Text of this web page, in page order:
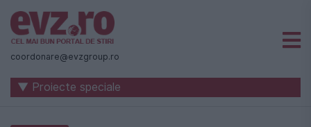
Știri
naționale
internaționale
coordonare@evzgroup.ro
▼ Proiecte speciale